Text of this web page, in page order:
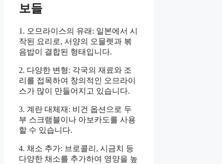
보들
1. 오므라이스의 유래: 일본에서 시
작된 요리로, 서양의 오믈렛과 볶
음밥이 결합된 형태입니다.
2. 다양한 변형: 각국의 재료와 조
리를 접목하여 창의적인 오므라이
스가 많이 만들어지고 있습니다.
3. 계란 대체재: 비건 옵션으로 두
부 스크램블이나 아보카도를 사용
할 수 있습니다.
4. 채소 추가: 브로콜리, 시금치 등
다양한 채소를 추가하여 영양을 높